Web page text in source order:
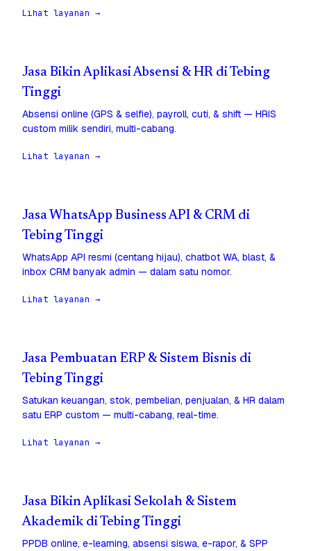
Lihat layanan →
Jasa Bikin Aplikasi Absensi & HR di Tebing
Tinggi
Absensi online (GPS & selfie), payroll, cuti, & shift — HRIS
custom milik sendiri, multi-cabang.
Lihat layanan →
Jasa WhatsApp Business API & CRM di
Tebing Tinggi
WhatsApp API resmi (centang hijau), chatbot WA, blast, &
inbox CRM banyak admin — dalam satu nomor.
Lihat layanan →
Jasa Pembuatan ERP & Sistem Bisnis di
Tebing Tinggi
Satukan keuangan, stok, pembelian, penjualan, & HR dalam
satu ERP custom — multi-cabang, real-time.
Lihat layanan →
Jasa Bikin Aplikasi Sekolah & Sistem
Akademik di Tebing Tinggi
PPDB online, e-learning, absensi siswa, e-rapor, & SPP